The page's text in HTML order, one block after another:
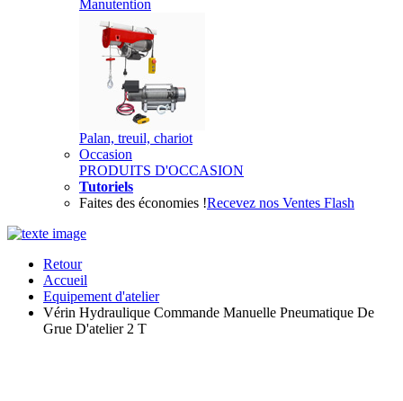
Manutention
Palan, treuil, chariot
Occasion
PRODUITS D'OCCASION
Tutoriels
Faites des économies !Recevez nos Ventes Flash
Retour
Accueil
Equipement d'atelier
Vérin Hydraulique Commande Manuelle Pneumatique De
Grue D'atelier 2 T